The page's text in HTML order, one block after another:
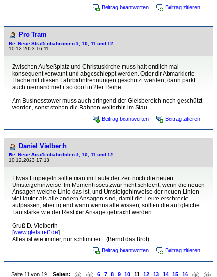
Beitrag beantworten Beitrag zitieren
Pro Tram
Re: Neue Straßenbahnlinien 9, 10, 11 und 12
10.12.2023 16:11
Zwischen Aufseßplatz und Christuskirche muss halt endlich mal
konsequent verwarnt und abgeschleppt werden. Oder dir Abmarkierte
Fläche mit diesen Fahrbahntrennungen geschützt werden, dann parkt
auch niemand mehr so doof in 2ter Reihe.
Am Businesstower muss auch dringend der Gleisbereich noch geschützt
werden, sonst stehen die Bahnen weiterhin im Stau...
Beitrag beantworten Beitrag zitieren
Daniel Vielberth
Re: Neue Straßenbahnlinien 9, 10, 11 und 12
10.12.2023 17:13
Etwas Einpegeln sollte man im Laufe der Zeit noch die neuen
Umsteigehinweise. Im Moment isses zwar nicht schlecht, wenn die neuen
Ansagen welche Linie das ist, und Umsteigehinweise der neuen Linien
viel lauter als alle andern Ansagen sind, damit die Leute erschreckt
aufpassen, aber irgend wann wenns alle wissen, sollten die auf gleiche
Lautstärke wie der Rest der Ansage gebracht werden.
Gruß D. Vielberth
[www.gleistreff.de]
Alles ist wie immer, nur schlimmer... (Bernd das Brot)
Beitrag beantworten Beitrag zitieren
Seite 11 von 19 Seiten: 6 7 8 9 10 11 12 13 14 15 16